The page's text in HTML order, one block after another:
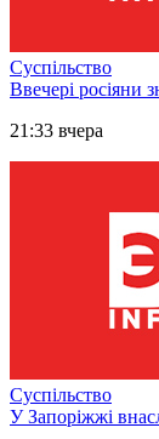
Суспільство
Ввечері росіяни
21:33 вчера
Суспільство
У Запоріжжі